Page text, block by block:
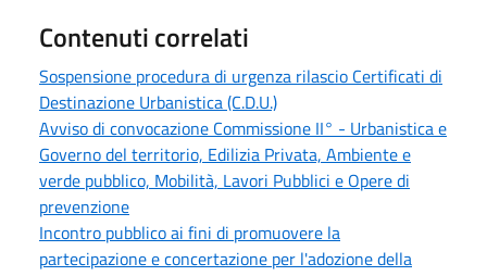
Contenuti correlati
Sospensione procedura di urgenza rilascio Certificati di
Destinazione Urbanistica (C.D.U.)
Avviso di convocazione Commissione II° - Urbanistica e
Governo del territorio, Edilizia Privata, Ambiente e
verde pubblico, Mobilità, Lavori Pubblici e Opere di
prevenzione
Incontro pubblico ai fini di promuovere la
partecipazione e concertazione per l'adozione della